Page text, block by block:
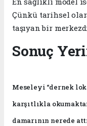
Çünkü tarihsel
taşıyan bir
Sonuç
Meseleyi “dernek
karşıtlıkla
damarının nerede